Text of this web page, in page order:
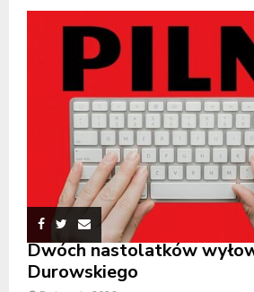
Dwóch nastolatków
Durowskiego